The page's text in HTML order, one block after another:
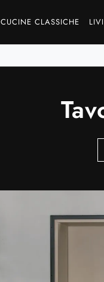
CUCINE CLASSICHE